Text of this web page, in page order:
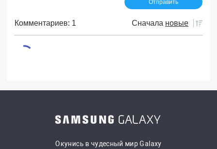
Комментариев: 1 Сначала новые
Окунись в чудесный мир Galaxy